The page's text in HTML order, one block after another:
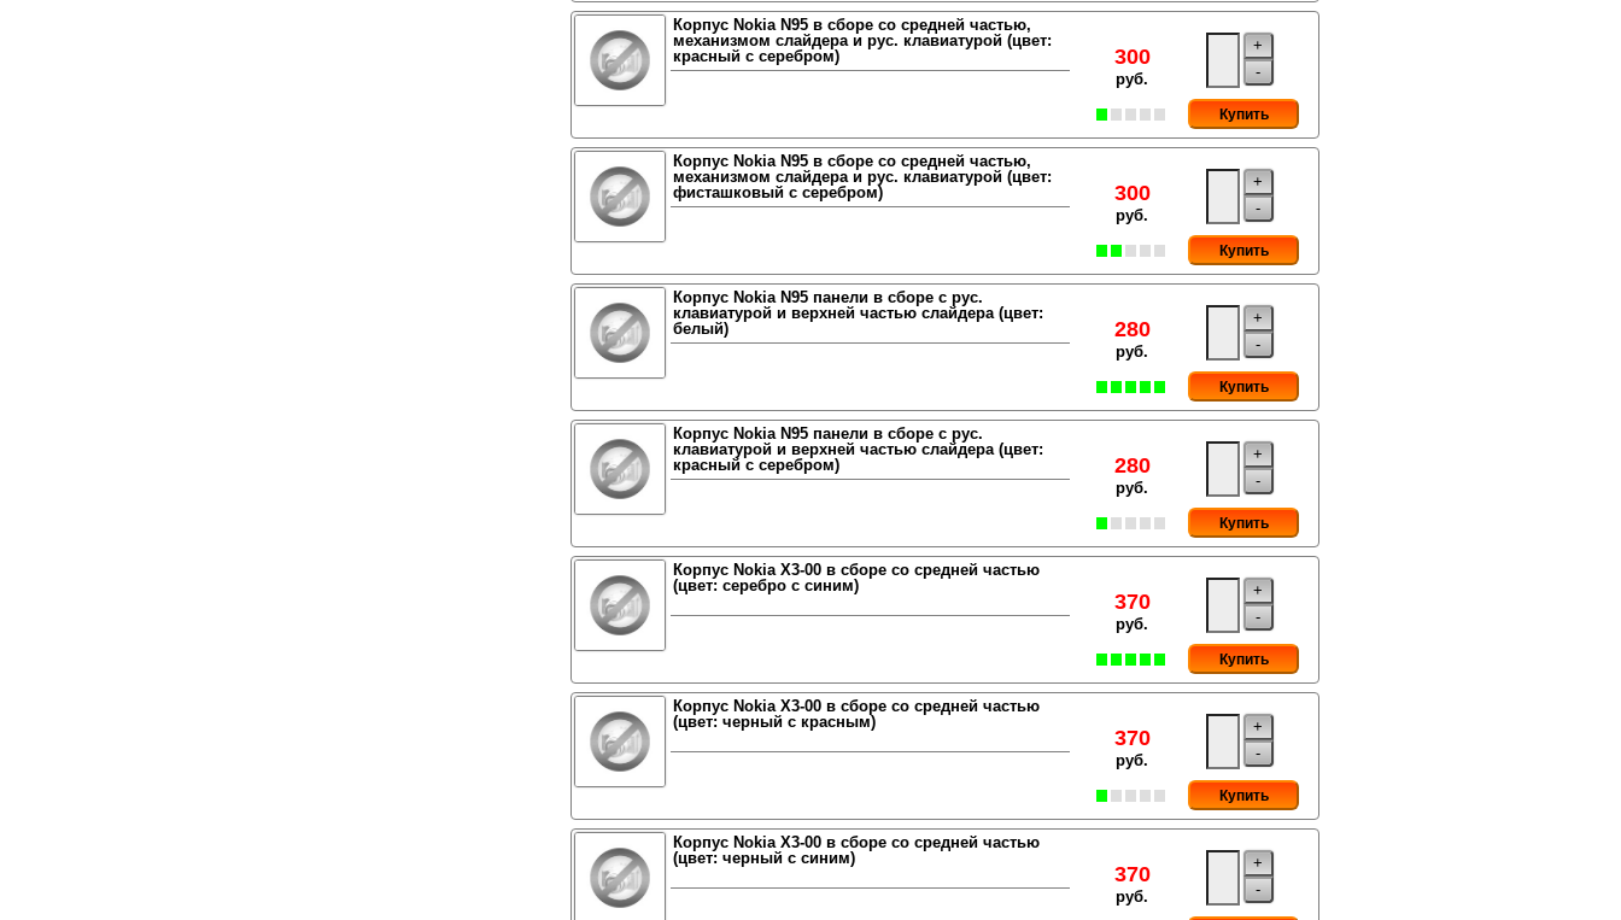
Корпус Nokia N95 в сборе со средней частью,
механизмом слайдера и рус. клавиатурой (цвет:
красный с серебром)
300
руб.
+
-
Купить
Корпус Nokia N95 в сборе со средней частью,
механизмом слайдера и рус. клавиатурой (цвет:
фисташковый с серебром)
300
руб.
+
-
Купить
Корпус Nokia N95 панели в сборе с рус.
клавиатурой и верхней частью слайдера (цвет:
белый)
280
руб.
+
-
Купить
Корпус Nokia N95 панели в сборе с рус.
клавиатурой и верхней частью слайдера (цвет:
красный с серебром)
280
руб.
+
-
Купить
Корпус Nokia X3-00 в сборе со средней частью
(цвет: серебро с синим)
370
руб.
+
-
Купить
Корпус Nokia X3-00 в сборе со средней частью
(цвет: черный с красным)
370
руб.
+
-
Купить
Корпус Nokia X3-00 в сборе со средней частью
(цвет: черный с синим)
370
руб.
+
-